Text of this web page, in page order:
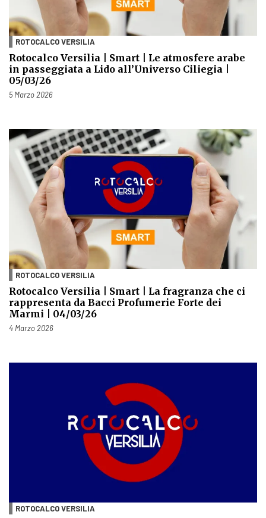
ROTOCALCO VERSILIA
Rotocalco Versilia | Smart | Le atmosfere arabe
in passeggiata a Lido all’Universo Ciliegia |
05/03/26
Pubblicato il
5 Marzo 2026
ROTOCALCO VERSILIA
Rotocalco Versilia | Smart | La fragranza che ci
rappresenta da Bacci Profumerie Forte dei
Marmi | 04/03/26
Pubblicato il
4 Marzo 2026
ROTOCALCO VERSILIA